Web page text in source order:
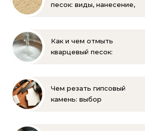
песок: виды, нанесение,
Как и чем отмыть
кварцевый песок:
Чем резать гипсовый
камень: выбор